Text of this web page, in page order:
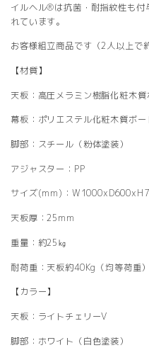
イルヘル®は抗菌・耐指紋性も付
れています。
お客様組立商品です（2人以上で
【材質】
天板：高圧メラミン樹脂化粧木
幕板：ポリエステル化粧木質ボ
脚部：スチール（粉体塗装）
アジャスター：PP
サイズ(mm)：
天板厚：25mm
重量：約25㎏
耐荷重：天板約40Kg（均等荷重）
【カラー】
天板：ライトチェリーV
脚部：ホワイト（白色塗装）